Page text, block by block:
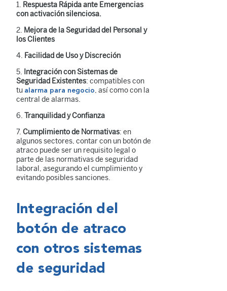
1. Respuesta Rápida ante Emergencias
con activación silenciosa.
2. Mejora de la Seguridad del Personal y
los Clientes
4. Facilidad de Uso y Discreción
5. Integración con Sistemas de
Seguridad Existentes: compatibles con
tu alarma para negocio, así como con la
central de alarmas.
6. Tranquilidad y Confianza
7. Cumplimiento de Normativas: en
algunos sectores, contar con un botón de
atraco puede ser un requisito legal o
parte de las normativas de seguridad
laboral, asegurando el cumplimiento y
evitando posibles sanciones.
Integración del
botón de atraco
con otros sistemas
de seguridad